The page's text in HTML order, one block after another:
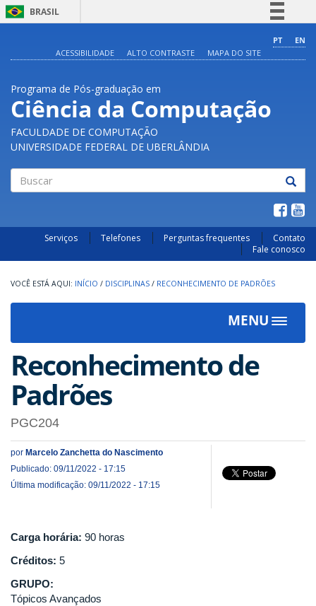
BRASIL
Comunica BR
Acesso à informação
Legislação
PT
EN
ACESSIBILIDADE
ALTO CONTRASTE MAPA DO SITE
Programa de Pós-graduação em
Ciência da Computação
FACULDADE DE COMPUTAÇÃO
UNIVERSIDADE FEDERAL DE UBERLÂNDIA
Serviços Telefones Perguntas frequentes
Contato
Fale conosco
INÍCIO / DISCIPLINAS / RECONHECIMENTO DE PADRÕES
MENU
Toggle
Reconhecimento de
Padrões
PGC204
por Marcelo Zanchetta do Nascimento
Publicado: 09/11/2022 - 17:15
Última modificação: 09/11/2022 - 17:15
Carga horária: 90 horas
Créditos: 5
GRUPO:
Tópicos Avançados